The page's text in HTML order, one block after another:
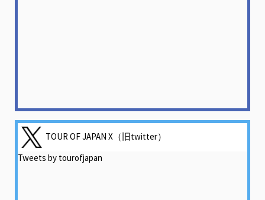
TOUR OF JAPAN X（旧twitter）
Tweets by tourofjapan